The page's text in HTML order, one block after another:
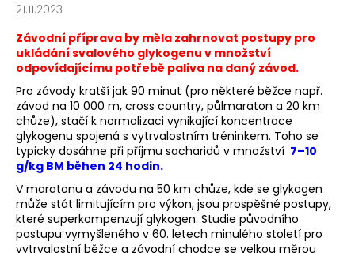
21.11.2023
Závodní příprava by měla zahrnovat postupy pro
ukládání svalového glykogenu v množství
odpovídajícímu potřebě paliva na daný závod.
Pro závody kratší jak 90 minut (pro některé běžce např.
závod na 10 000 m, cross country, půlmaraton a 20 km
chůze), stačí k normalizaci vynikající koncentrace
glykogenu spojená s vytrvalostním tréninkem. Toho se
typicky dosáhne při příjmu sacharidů v množství 7–10
g/kg BM běhen 24 hodin.
V maratonu a závodu na 50 km chůze, kde se glykogen
může stát limitujícím pro výkon, jsou prospěšné postupy,
které superkompenzují glykogen. Studie původního
postupu vymyšleného v 60. letech minulého století pro
vytrvalostní běžce a závodní chodce se velkou měrou
t
ř
e
b
u
j
e
t
e
n
a
j